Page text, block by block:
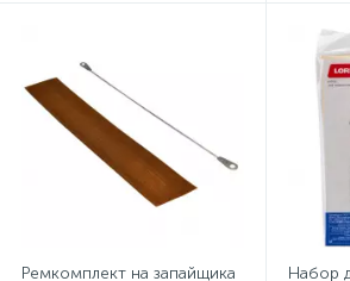
Ремкомплект на запайщика
Набор
Стулья для посетителей
Стулья и табуреты
Тележки специализированные